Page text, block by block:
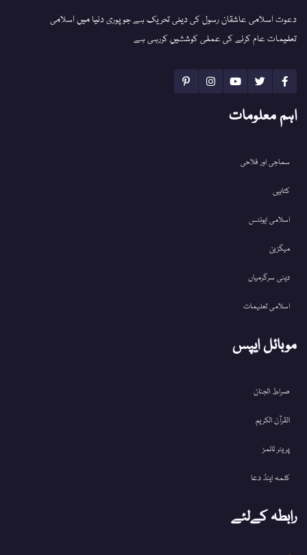
دعوت اسلامی عاشقان رسول کی دینی تحریک ہے جو پوری دنیا میں اسلامی
تعلیمات عام کرنے کی عملی کوششیں کررہی ہے
اہم معلومات
سماجی اور فلاحی
کتابیں
اسلامی ایونٹس
میگزین
دینی سرگرمیاں
اسلامی تعلیمات
موبائل ایپس
صراط الجنان
القرآن الکریم
پریئر ٹائمز
کلمہ اینڈ دعا
رابطہ کےلئے